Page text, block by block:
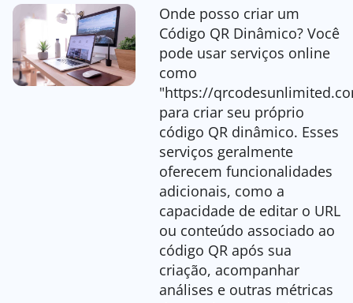
Onde posso criar um
Código QR Dinâmico? Você
pode usar serviços online
como
"https://
para criar seu próprio
código QR dinâmico. Esses
serviços geralmente
oferecem funcionalidades
adicionais, como a
capacidade de editar o URL
ou conteúdo associado ao
código QR após sua
criação, acompanhar
análises e outras métricas